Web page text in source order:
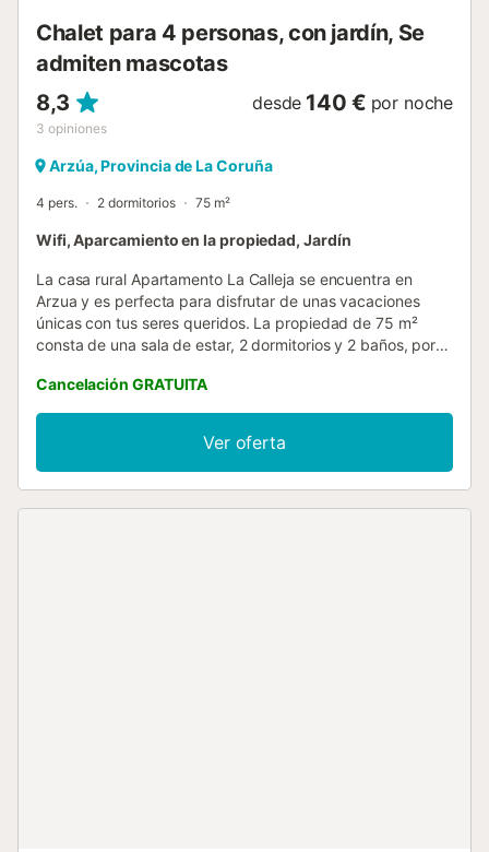
Chalet para 4 personas, con jardín, Se
admiten mascotas
8,3
3 opiniones
desde 140 € por noche
Arzúa, Provincia de La Coruña
4 pers. 2 dormitorios 75 m²
Wifi, Aparcamiento en la propiedad, Jardín
La casa rural Apartamento La Calleja se encuentra en
Arzua y es perfecta para disfrutar de unas vacaciones
únicas con tus seres queridos. La propiedad de 75 m²
consta de una sala de estar, 2 dormitorios y 2 baños, por lo
incluyen Wi-Fi. Este alojamiento no ofrece: aire
acondicionado y toallas. Este establecimiento ofrece
acceso a una zona exterior compartida con jardín, terraza
y barbacoa. Hay aparcamiento disponible en la propiedad
y aparcamiento gratuito disponible en la calle. Se permite
Cancelación GRATUITA
Ver oferta